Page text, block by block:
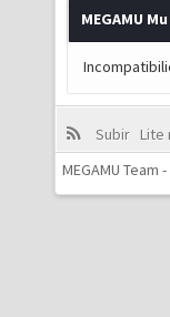
MEGAMU
Subir Lite
MEGAMU Team